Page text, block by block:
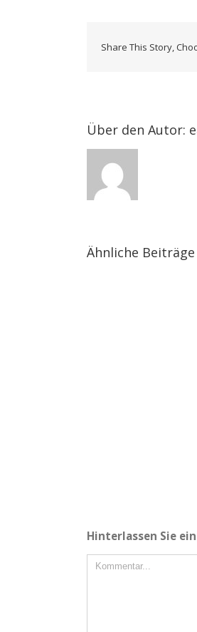
Share This Story,
Über den Autor:
Ähnliche Beiträge
Hinterlassen Sie